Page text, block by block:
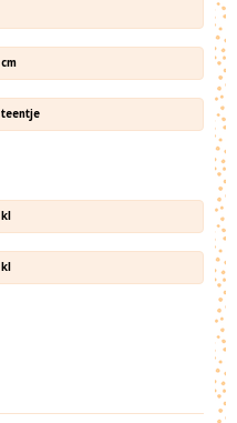
cm
teentje
kl
kl